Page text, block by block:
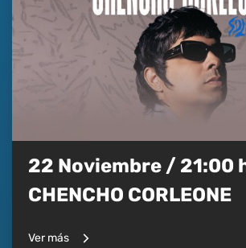
22 Noviembre / 21:00
CHENCHO CORLEONE
Ver más